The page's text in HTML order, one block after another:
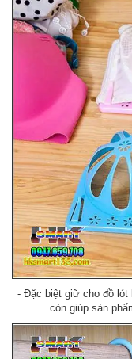
- Đặc biệt giữ cho đồ lót
còn giúp sản